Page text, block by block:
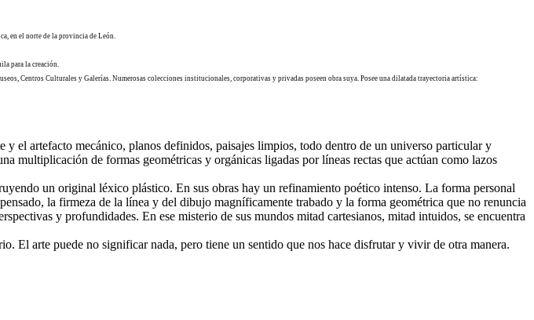
en el norte de la provincia de León.
para la creación.
Centros Culturales y Galerías.Numerosas colecciones institucionales, corporativas y privadas poseen obra suya. Posee una dilatada trayectoria artística:
el artefacto mecánico, planos definidos, paisajes limpios, todo dentro de un universo particular y
multiplicación de formas geométricas y orgánicas ligadas por líneas rectas que actúan como lazos
un original léxico plástico. En sus obras hay un refinamiento poético intenso. La forma personal
la firmeza de la línea y del dibujo magníficamente trabado y la forma geométrica que no renuncia
y profundidades. En ese misterio de sus mundos mitad cartesianos, mitad intuidos, se encuentra
El arte puede no significar nada, pero tiene un sentido que nos hace disfrutar y vivir de otra manera.